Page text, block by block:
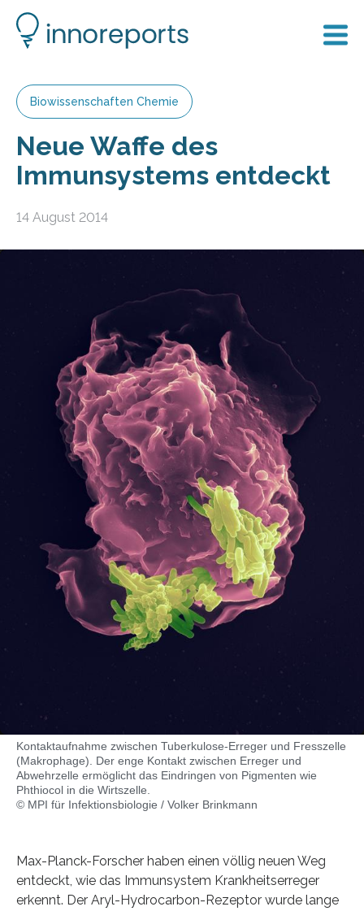
Biowissenschaften Chemie
Neue Waffe des
Immunsystems entdeckt
14 August 2014
Kontaktaufnahme zwischen Tuberkulose-Erreger und Fresszelle
(Makrophage). Der enge Kontakt zwischen Erreger und
Abwehrzelle ermöglicht das Eindringen von Pigmenten wie
Phthiocol in die Wirtszelle.
© MPI für Infektionsbiologie / Volker Brinkmann
Max-Planck-Forscher haben einen völlig neuen Weg
entdeckt, wie das Immunsystem Krankheitserreger
erkennt. Der Aryl-Hydrocarbon-Rezeptor wurde lange